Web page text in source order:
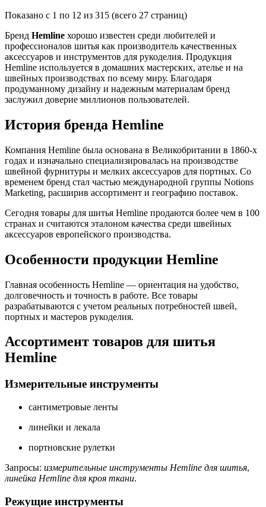
Показано с 1 по 12 из 315 (всего 27 страниц)
Бренд Hemline хорошо известен среди любителей и
профессионалов шитья как производитель качественных
аксессуаров и инструментов для рукоделия. Продукция
Hemline используется в домашних мастерских, ателье и на
швейных производствах по всему миру. Благодаря
продуманному дизайну и надежным материалам бренд
заслужил доверие миллионов пользователей.
История бренда Hemline
Компания Hemline была основана в Великобритании в 1860-х
годах и изначально специализировалась на производстве
швейной фурнитуры и мелких аксессуаров для портных. Со
временем бренд стал частью международной группы Notions
Marketing, расширив ассортимент и географию поставок.
Сегодня товары для шитья Hemline продаются более чем в 100
странах и считаются эталоном качества среди швейных
аксессуаров европейского производства.
Особенности продукции Hemline
Главная особенность Hemline — ориентация на удобство,
долговечность и точность в работе. Все товары
разрабатываются с учетом реальных потребностей швей,
портных и мастеров рукоделия.
Ассортимент товаров для шитья
Hemline
Измерительные инструменты
сантиметровые ленты
линейки и лекала
портновские рулетки
Запросы: измерительные инструменты Hemline для шитья,
линейка Hemline для кроя ткани.
Режущие инструменты